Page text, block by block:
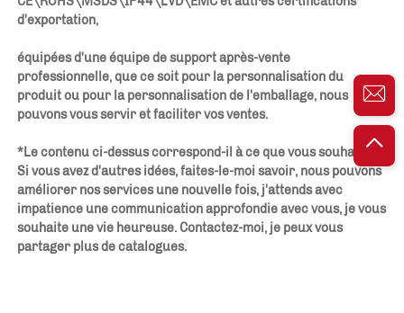
d'exportation,
équipées d'une équipe de support après-vente
professionnelle, que ce soit pour la personnalisation du
produit ou pour la personnalisation de l'emballage, nous
pouvons vous servir et faciliter vos ventes.
*Le contenu ci-dessus correspond-il à ce que vous souhaitez ?
Si vous avez d'autres idées, faites-le-moi savoir, nous pouvons
améliorer nos services une nouvelle fois, j'attends avec
impatience une communication approfondie avec vous, je vous
souhaite une vie heureuse. Contactez-moi, je peux vous
partager plus de catalogues.